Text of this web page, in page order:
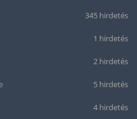
345 hirdetés
1 hirdetés
2 hirdetés
5 hirdetés
4 hirdetés